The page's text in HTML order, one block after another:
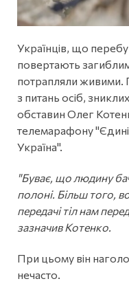
Українців, що
повертають
потрапляли живими.
з питань осіб,
обставин Олег
телемарафону
Україна".
"Буває, що людину
полоні. Більш того,
передачі тіл нам
зазначив Котенко.
При цьому він
нечасто.